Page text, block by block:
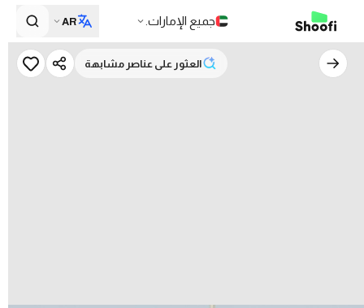
جميع الإمارات. AR
العثور على عناصر مشابهةالعثور على عناصر مشابهة